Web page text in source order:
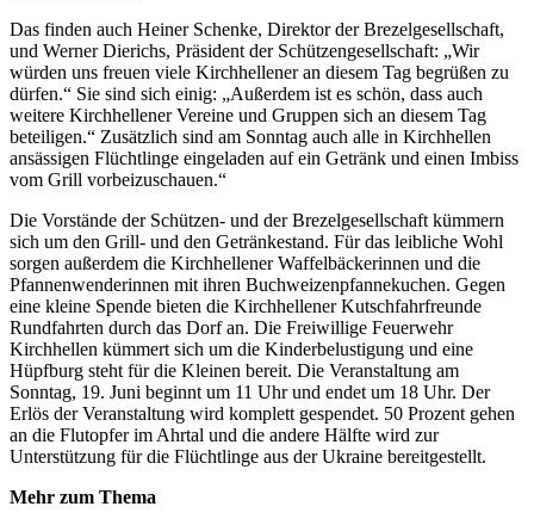
Das finden auch Heiner Schenke, Direktor der Brezelgesellschaft,
und Werner Dierichs, Präsident der Schützengesellschaft: „Wir
würden uns freuen viele Kirchhellener an diesem Tag begrüßen zu
dürfen.“ Sie sind sich einig: „Außerdem ist es schön, dass auch
weitere Kirchhellener Vereine und Gruppen sich an diesem Tag
beteiligen.“ Zusätzlich sind am Sonntag auch alle in Kirchhellen
ansässigen Flüchtlinge eingeladen auf ein Getränk und einen Imbiss
vom Grill vorbeizuschauen.“
Die Vorstände der Schützen- und der Brezelgesellschaft kümmern
sich um den Grill- und den Getränkestand. Für das leibliche Wohl
sorgen außerdem die Kirchhellener Waffelbäckerinnen und die
Pfannenwenderinnen mit ihren Buchweizenpfannekuchen. Gegen
eine kleine Spende bieten die Kirchhellener Kutschfahrfreunde
Rundfahrten durch das Dorf an. Die Freiwillige Feuerwehr
Kirchhellen kümmert sich um die Kinderbelustigung und eine
Hüpfburg steht für die Kleinen bereit. Die Veranstaltung am
Sonntag, 19. Juni beginnt um 11 Uhr und endet um 18 Uhr. Der
Erlös der Veranstaltung wird komplett gespendet. 50 Prozent gehen
an die Flutopfer im Ahrtal und die andere Hälfte wird zur
Unterstützung für die Flüchtlinge aus der Ukraine bereitgestellt.
Mehr zum Thema